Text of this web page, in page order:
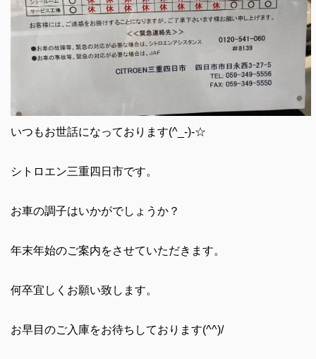
いつもお世話になっております(^_-)-☆
シトロエン三重四日市です。
お車の調子はいかがでしょうか？
年末年始のご案内をさせていただきます。
何卒宜しくお願い致します。
お早目のご入庫をお待ちしております(^^)/